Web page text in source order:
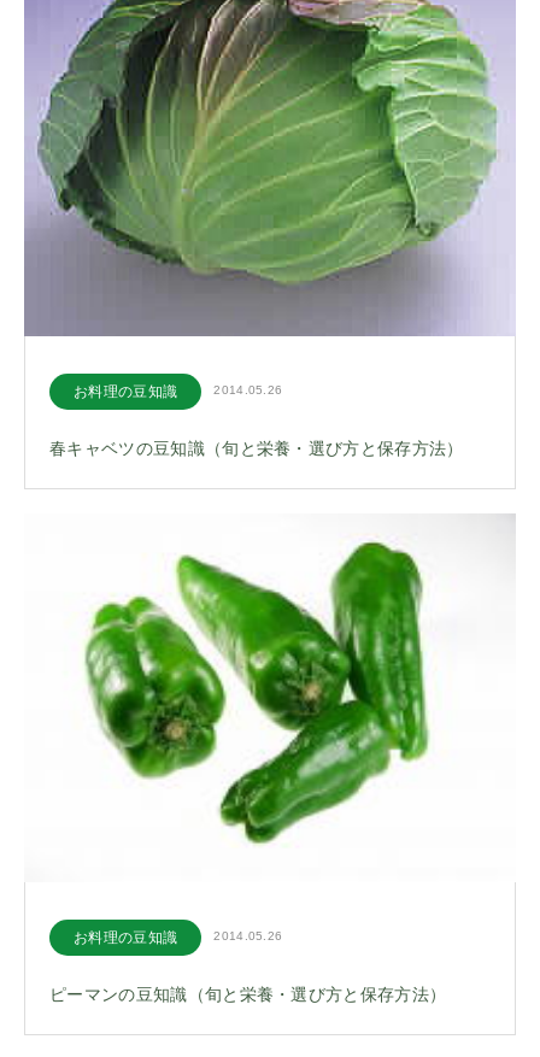
お料理の豆知識 2014.05.26
春キャベツの豆知識（旬と栄養・選び方と保存方法）
お料理の豆知識 2014.05.26
ピーマンの豆知識（旬と栄養・選び方と保存方法）